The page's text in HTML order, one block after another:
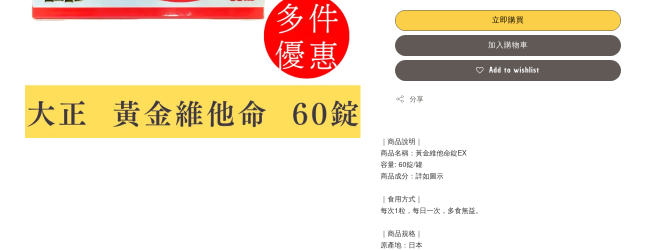
立即購買
加入購物車
Add to wishlist
分享
｜商品說明｜
商品名稱：黃金維他命錠EX
容量: 60錠/罐
商品成分：詳如圖示
｜食⽤⽅式｜
每次1粒， 每日一次，多食無益。
｜商品規格｜
原產地：日本